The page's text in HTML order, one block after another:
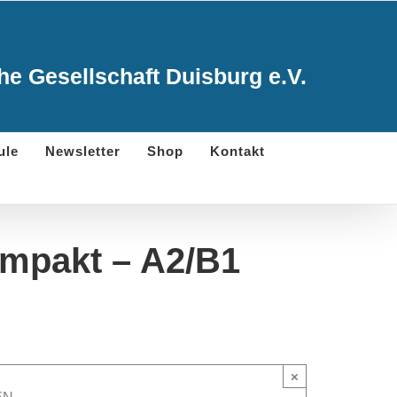
Gesellschaft Duisburg e.V.
Newsletter Shop Kontakt
– A2/B1
×